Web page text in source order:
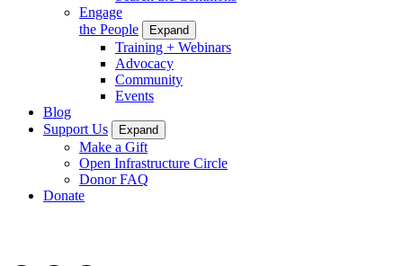
Engage
the People
Expand
Training + Webinars
Advocacy
Community
Events
Blog
Support Us
Expand
Make a Gift
Open Infrastructure Circle
Donor FAQ
Donate